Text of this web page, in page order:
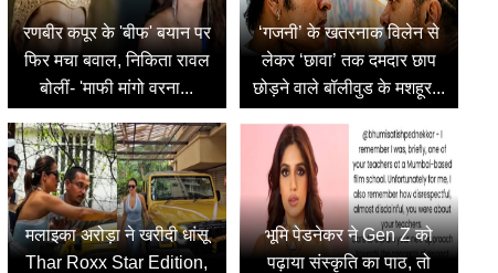
रणबीर कपूर के 'बीफ' बयान पर
फिर मचा बवाल, निकिता रावल
बोलीं- 'माफी मांगो वरना...
‘गजनी’ के खतरनाक विलेन से
लेकर ‘छावा’ तक दमदार छाप
छोड़ने वाले बॉलीवुड के मशहूर...
मलाइका अरोड़ा ने खरीदी धांसू
Thar Roxx Star Edition,
भूमि पेडनेकर ने Gen Z को
पढ़ाया संस्कृति का पाठ, तो